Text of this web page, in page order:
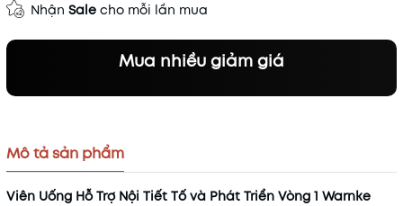
Nhận Sale cho mỗi lần mua
Mua nhiều giảm giá
Mô tả sản phẩm
Viên Uống Hỗ Trợ Nội Tiết Tố và Phát Triển Vòng 1 Warnke